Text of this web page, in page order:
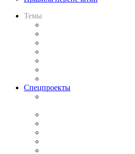
Темы
Спецпроекты